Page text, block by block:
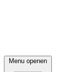
Menu openen